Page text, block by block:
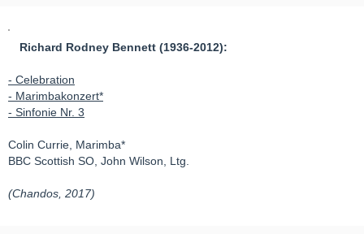
Richard Rodney Bennett (1936-2012):
- Celebration
- Marimbakonzert*
- Sinfonie Nr. 3
Colin Currie, Marimba*
BBC Scottish SO, John Wilson, Ltg.
(Chandos, 2017)